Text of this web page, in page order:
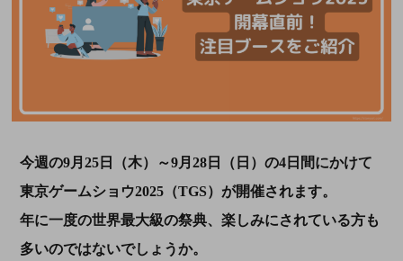
今週の9月25日（木）～9月28日（日）の4日間にかけて
東京ゲームショウ2025（TGS）が開催されます。
年に一度の世界最大級の祭典、楽しみにされている方も
多いのではないでしょうか。